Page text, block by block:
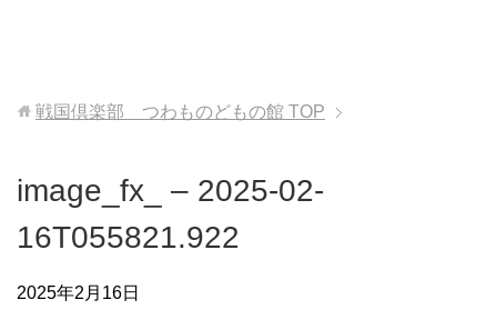
戦国倶楽部 つわものどもの館 TOP
image_fx_ – 2025-02-
16T055821.922
2025年2月16日